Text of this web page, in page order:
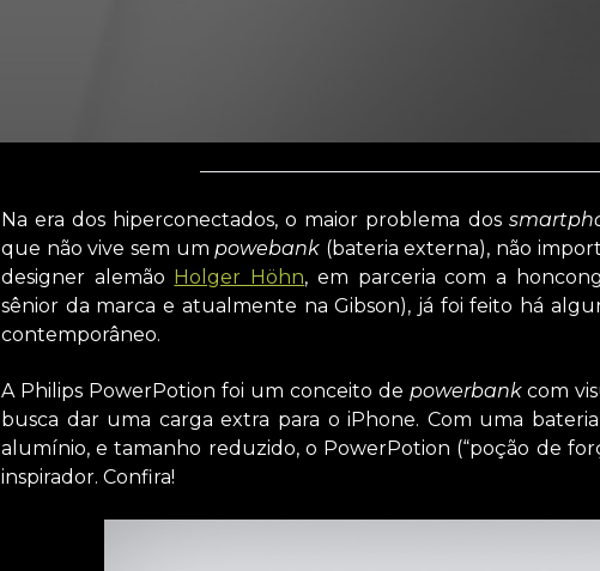
Na era dos hiperconectados, o maior problema dos
que não vive sem umpowebank (bateria externa), não
designer alemão Holger Höhn, em parceria com a
sênior da marca e atualmente na Gibson), já foi feito há
contemporâneo.
A Philips PowerPotion foi um conceito de powerbankcom
busca dar uma carga extra para o iPhone. Com uma
alumínio, e tamanho reduzido, o PowerPotion (“poção de
inspirador. Confira!